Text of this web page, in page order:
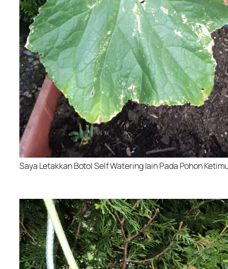
Saya Letakkan Botol Self Watering lain Pada Pohon